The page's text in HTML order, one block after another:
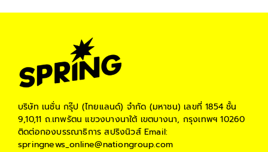
บริษัท เนชั่น กรุ๊ป (ไทยแลนด์) จำกัด (มหาชน) เลขที่ 1854 ชั้น
9,10,11 ถ.เทพรัตน แขวงบางนาใต้ เขตบางนา, กรุงเทพฯ 10260
ติดต่อกองบรรณาธิการ สปริงนิวส์Email:
springnews_online@nationgroup.com